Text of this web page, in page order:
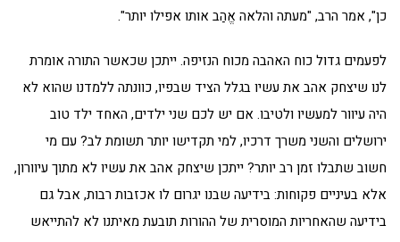
כן", אמר הרב, "מעתה והלאה אֱהַב אותו אפילו יותר".
לפעמים גדול כוח האהבה מכוח הנזיפה. ייתכן שכאשר התורה אומרת
לנו שיצחק אהב את עשיו בגלל הציד שבפיו, כוונתה ללמדנו שהוא לא
היה עיוור למעשיו ולטיבו. אם יש לכם שני ילדים, האחד ילד טוב
ירושלים והשני משרך דרכיו, למי תקדישו יותר תשומת לב? עם מי
חשוב שתבלו זמן רב יותר? ייתכן שיצחק אהב את עשיו לא מתוך עיוורון,
אלא בעיניים פקוחות: בידיעה שבנו יגרום לו אכזבות רבות, אבל גם
בידיעה שהאחריות המוסרית של ההורות תובעת מאיתנו לא להתייאש